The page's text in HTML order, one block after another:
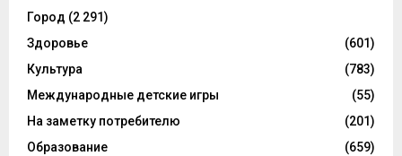
Город (2 291)
Здоровье
(601)
Культура
(783)
Международные детские игры
(55)
На заметку потребителю
(201)
Образование
(659)